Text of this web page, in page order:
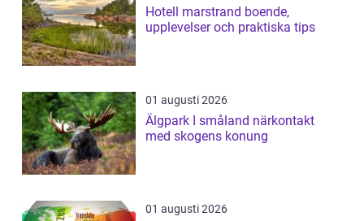
Hotell marstrand boende,
upplevelser och praktiska tips
01 augusti 2026
Älgpark I småland närkontakt
med skogens konung
01 augusti 2026